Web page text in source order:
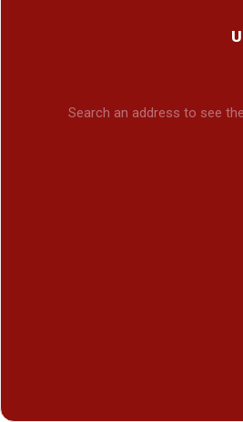
Search an address to see